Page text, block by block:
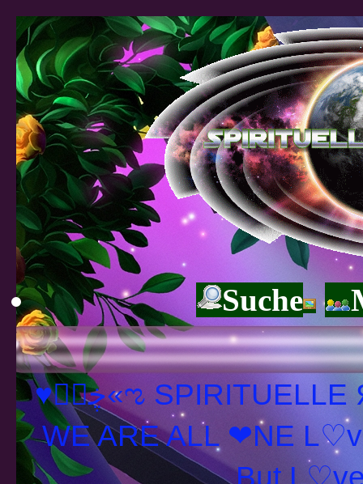
Suche
♥ڿڰۣ«ಌ SPIRITUELLE Я Ξ √ Ω L U T ↑ ☼ N - Forum -
WE ARE ALL ❤NE